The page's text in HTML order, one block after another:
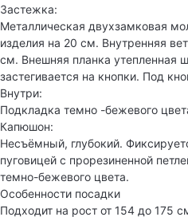
Застежка:
Металлическая двухзамковая
изделия на 20 см. Внутренняя
см. Внешняя планка утепленная
застегивается на кнопки. Под
Внутри:
Подкладка темно -бежевого
Капюшон:
Несъёмный, глубокий.
пуговицей с прорезиненной
темно-бежевого цвета.
Особенности посадки
Подходит на рост от 154 до 175